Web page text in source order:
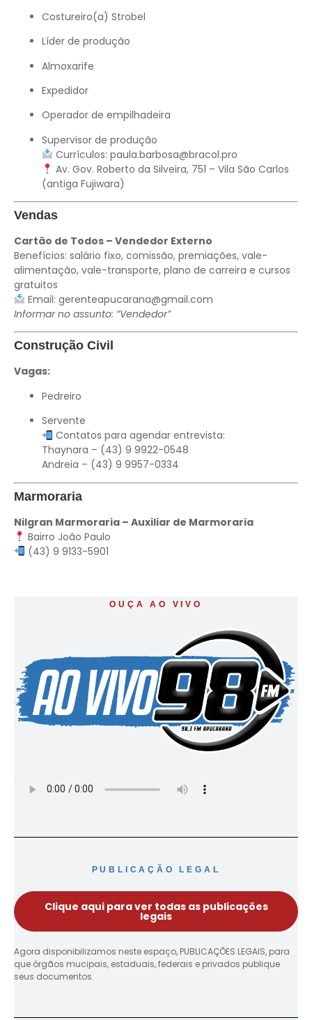
Costureiro(a) Strobel
Líder de produção
Almoxarife
Expedidor
Operador de empilhadeira
Supervisor de produção
Currículos: paula.barbosa@bracol.pro
Av. Gov. Roberto da Silveira, 751 – Vila São Carlos
(antiga Fujiwara)
Vendas
Cartão de Todos – Vendedor Externo
Benefícios: salário fixo, comissão, premiações, vale-
alimentação, vale-transporte, plano de carreira e cursos
gratuitos
Email: gerenteapucarana@gmail.com
Informar no assunto: “Vendedor”
Construção Civil
Vagas:
Pedreiro
Servente
Contatos para agendar entrevista:
Thaynara – (43) 9 9922-0548
Andreia – (43) 9 9957-0334
Marmoraria
Nilgran Marmoraria – Auxiliar de Marmoraria
Bairro João Paulo
(43) 9 9133-5901
OUÇA AO VIVO
PUBLICAÇÃO LEGAL
Clique aqui para ver todas as publicações
legais
Agora disponibilizamos neste espaço, PUBLICAÇÕES LEGAIS, para
que órgãos mucipais, estaduais, federais e privados publique
seus documentos.